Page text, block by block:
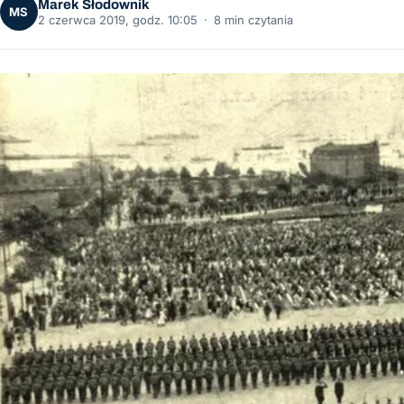
MS
Marek Słodownik
2 czerwca 2019, godz. 10:05 · 8 min czytania